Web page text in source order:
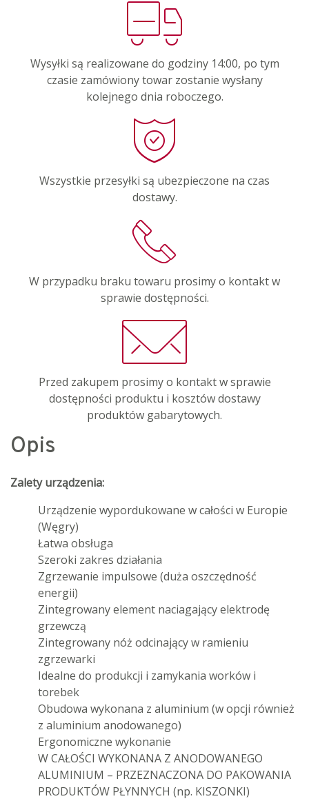
Wysyłki są realizowane do godziny 14:00, po tym
czasie zamówiony towar zostanie wysłany
kolejnego dnia roboczego.
Wszystkie przesyłki są ubezpieczone na czas
dostawy.
W przypadku braku towaru prosimy o kontakt w
sprawie dostępności.
Przed zakupem prosimy o kontakt w sprawie
dostępności produktu i kosztów dostawy
produktów gabarytowych.
Opis
Zalety urządzenia:
Urządzenie wypordukowane w całości w Europie
(Węgry)
Łatwa obsługa
Szeroki zakres działania
Zgrzewanie impulsowe (duża oszczędność
energii)
Zintegrowany element naciagający elektrodę
grzewczą
Zintegrowany nóż odcinający w ramieniu
zgrzewarki
Idealne do produkcji i zamykania worków i
torebek
Obudowa wykonana z aluminium (w opcji również
z aluminium anodowanego)
Ergonomiczne wykonanie
W CAŁOŚCI WYKONANA Z ANODOWANEGO
ALUMINIUM – PRZEZNACZONA DO PAKOWANIA
PRODUKTÓW PŁYNNYCH (np. KISZONKI)